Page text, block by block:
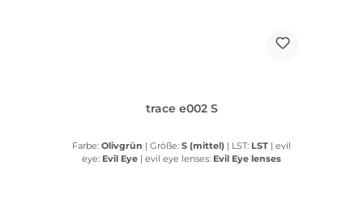
trace e002 S
Farbe: Olivgrün | Größe: S (mittel) | LST: LST |
eye: Evil Eye | evil eye lenses: Evil Eye lenses